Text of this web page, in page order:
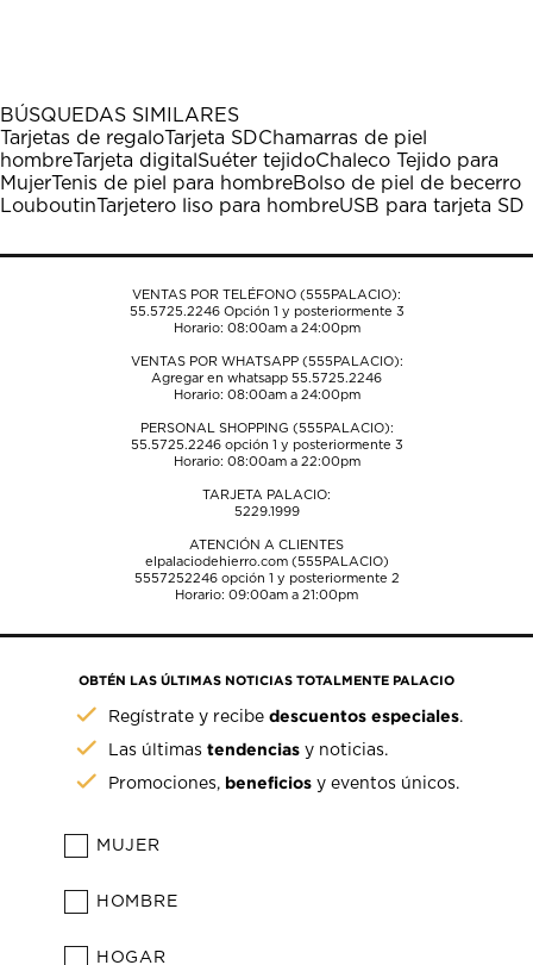
BÚSQUEDAS SIMILARES
Tarjetas de regaloTarjeta SDChamarras de piel
hombreTarjeta digital Suéter tejidoChaleco Tejido para
MujerTenis de piel para hombreBolso de piel de becerro
LouboutinTarjetero liso para hombreUSB para tarjeta SD
VENTAS POR TELÉFONO (555PALACIO):
55.5725.2246Opción 1 y posteriormente 3
Horario: 08:00am a 24:00pm
VENTAS POR WHATSAPP (555PALACIO):
Agregar en whatsapp 55.5725.2246
Horario: 08:00am a 24:00pm
PERSONAL SHOPPING (555PALACIO):
55.5725.2246opción 1 y posteriormente 3
Horario: 08:00am a 22:00pm
TARJETA PALACIO:
5229.1999
ATENCIÓN A CLIENTES
elpalaciodehierro.com (555PALACIO)
5557252246opción 1 y posteriormente 2
Horario: 09:00am a 21:00pm
OBTÉN LAS ÚLTIMAS NOTICIAS TOTALMENTE PALACIO
Regístrate y recibedescuentos especiales.
Las últimastendencias y noticias.
Promociones, beneficios y eventos únicos.
MUJER
HOMBRE
HOGAR